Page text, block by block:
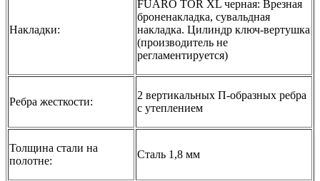
Накладки:
FUARO TOR XL черная: Врезная
броненакладка, сувальдная
накладка. Цилиндр ключ-вертушка
(производитель не
регламентируется)
Ребра жесткости:
2 вертикальных П-образных ребра
с утеплением
Толщина стали на
полотне:
Сталь 1,8 мм